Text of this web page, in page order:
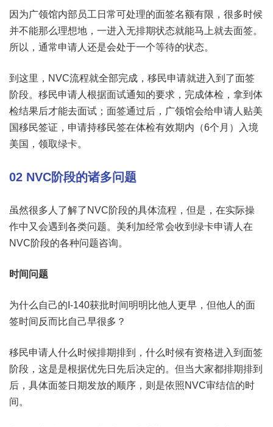
因为广领馆内部员工日常可处理的面签名额有限，很多时候
并不能那么理想地，一进入无排期状态就能马上就去面签。
所以，通常申请人还是会处于一个等待的状态。
到这里，NVC流程就全部完成，移民申请就进入到了面签
阶段。移民申请人根据面试通知的要求，完成体检，拿到体
检结果后才能去面试；面签通过后，广领馆会给申请人贴美
国移民签证，申请持移民签在体检有效期内（6个月）入境
美国，领取绿卡。
02 NVC阶段的诸多问题
虽然很多人了解了NVC阶段的具体流程，但是，在实际操
作中又会遇到各类问题。美利加经常会收到绿卡申请人在
NVC阶段的各种问题咨询。
时间问题
为什么自己的I-140获批时间明明比他人更早，但他人的面
签时间反而比自己早很多？
移民申请人什么时候排期排到，什么时候有资格进入到面签
阶段，这是是根据优先日先后决定的。但当大家都排期排到
后，具体面签日期发放的顺序，则是依照NVC审结信的时
间。